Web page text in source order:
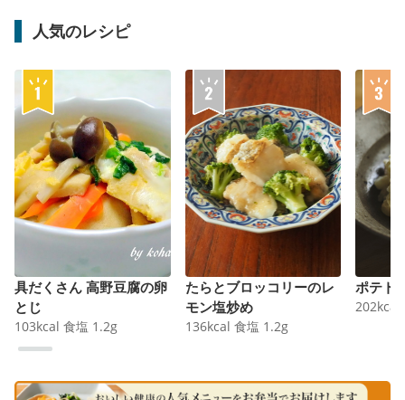
人気のレシピ
具だくさん 高野豆腐の卵
とじ
103kcal 食塩 1.2g
たらとブロッコリーのレ
モン塩炒め
136kcal 食塩 1.2g
ポテト
202kcal